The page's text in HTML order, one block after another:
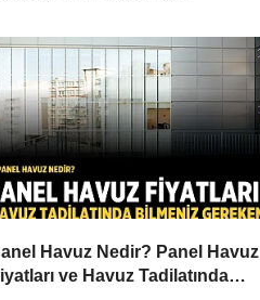
Havuz Nedir? Panel Havuz
ve Havuz Tadilatında